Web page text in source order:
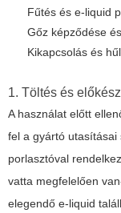
Fűtés és e-liquid
Gőz képződése
Kikapcsolás és
1. Töltés és
A használat előtt
fel a gyártó utasításai
porlasztóval
vatta megfelelően
elegendő e-liquid